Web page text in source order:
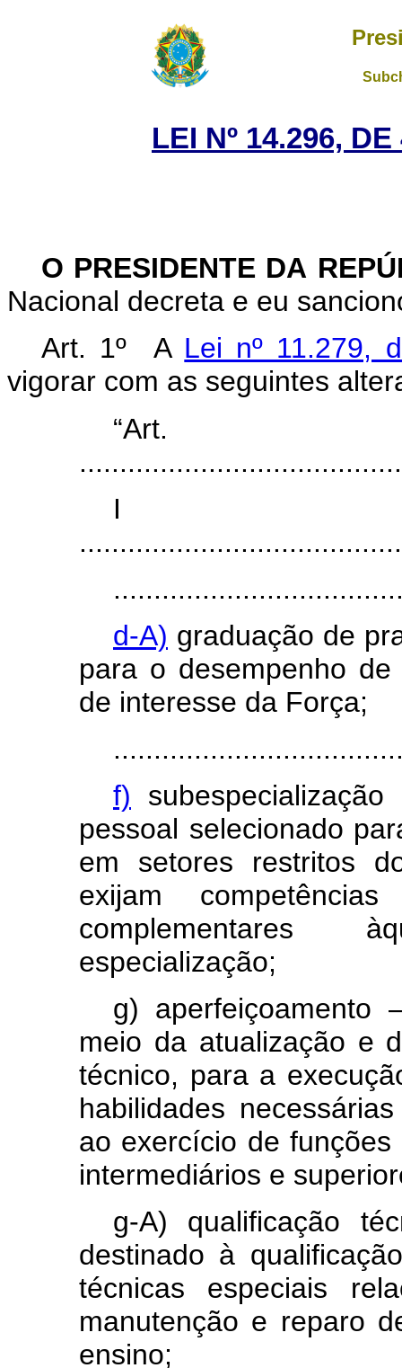
LEI Nº 14.296,
O PRESIDENTE DA
Nacional decreta e eu
Art. 1º
A Lei nº 11.279,
vigorar com as seguintes
I
d-A) graduação de
para o desempenho
de interesse da Força;
f)
pessoal selecionado
em setores restritos
exijam
complementares
especialização;
g) aperfeiçoamento
meio da atualização e
técnico, para a
habilidades
ao exercício de
intermediários e
g-A) qualificação
destinado à
técnicas especiais
manutenção e reparo
ensino;